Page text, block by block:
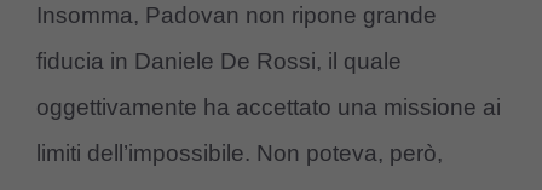
Insomma, Padovan non ripone grande
fiducia in Daniele De Rossi, il quale
oggettivamente ha accettato una missione ai
limiti dell’impossibile. Non poteva, però,